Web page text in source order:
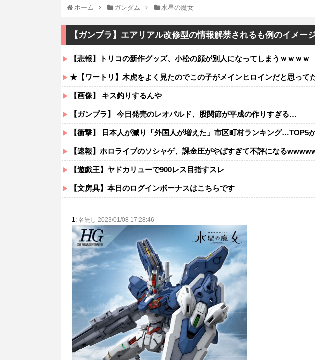
ホーム ガンダム 水星の魔女
【ガンプラ】エアリアル改修型の情報解禁されるも例のイメー
【悲報】トリコの新作グッズ、小松の顔が別人になってしまうｗｗｗｗ
★【ワートリ】木虎をよく見たのでこの子がメインヒロインだと思ってたら、
【画像】 キス釣りするんや
【ガンプラ】 今日発売のレオパルド、股関節が平成の作りすぎる…
【衝撃】 日本人が減り「外国人が増えた」市区町村ランキング…TOP5
【速報】ホロライブのソシャゲ、課金圧がやばすぎて不評になる
【遊戯王】ヤドカリューで900レス目指すスレ
【文房具】本日のログインボーナスはこちらです
1: 名無し 2023/01/08 17:28:46